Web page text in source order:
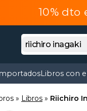
10% dto
Libros con
Libros Riichiro